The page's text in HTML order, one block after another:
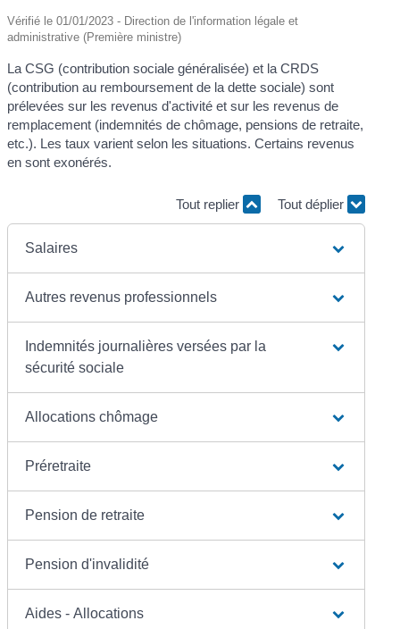
Vérifié le 01/01/2023 - Direction de l'information légale et
administrative (Première ministre)
La CSG (contribution sociale généralisée) et la CRDS
(contribution au remboursement de la dette sociale) sont
prélevées sur les revenus d'activité et sur les revenus de
remplacement (indemnités de chômage, pensions de retraite,
etc.). Les taux varient selon les situations. Certains revenus
en sont exonérés.
Tout replier Tout déplier
Salaires
Autres revenus professionnels
Indemnités journalières versées par la
sécurité sociale
Allocations chômage
Préretraite
Pension de retraite
Pension d'invalidité
Aides - Allocations